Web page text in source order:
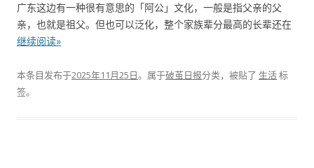
广东这边有一种很有意思的「阿公」文化，一般是指父亲的父
亲，也就是祖父。但也可以泛化，整个家族辈分最高的长辈还在
继续阅读»
本条目发布于2025年11月25日。属于破茧日报分类，被贴了 生活标
签。